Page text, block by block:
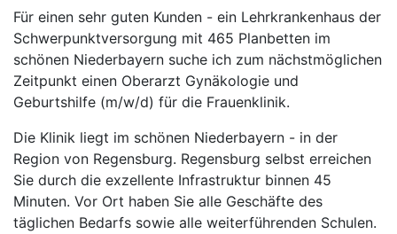
Für einen sehr guten Kunden - ein Lehrkrankenhaus der
Schwerpunktversorgung mit 465 Planbetten im
schönen Niederbayern suche ich zum nächstmöglichen
Zeitpunkt einen Oberarzt Gynäkologie und
Geburtshilfe (m/w/d) für die Frauenklinik.
Die Klinik liegt im schönen Niederbayern - in der
Region von Regensburg. Regensburg selbst erreichen
Sie durch die exzellente Infrastruktur binnen 45
Minuten. Vor Ort haben Sie alle Geschäfte des
täglichen Bedarfs sowie alle weiterführenden Schulen.